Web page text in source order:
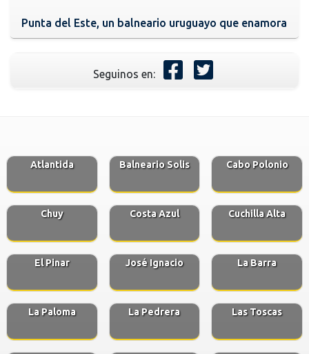
Punta del Este, un balneario uruguayo que enamora
Seguinos en:
Atlantida Balneario Solis Cabo Polonio
Chuy Costa Azul Cuchilla Alta
El Pinar José Ignacio La Barra
La Paloma La Pedrera Las Toscas